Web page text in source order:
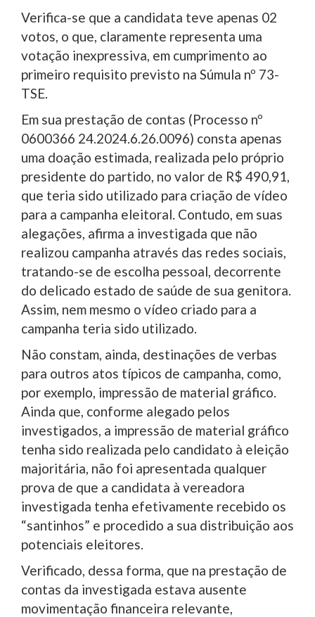
Verifica-se que a candidata teve apenas 02
votos, o que, claramente representa uma
votação inexpressiva, em cumprimento ao
primeiro requisito previsto na Súmula nº 73-
TSE.
Em sua prestação de contas (Processo nº
0600366 24.2024.6.26.0096) consta apenas
uma doação estimada, realizada pelo próprio
presidente do partido, no valor de R$ 490,91,
que teria sido utilizado para criação de vídeo
para a campanha eleitoral. Contudo, em suas
alegações, afirma a investigada que não
realizou campanha através das redes sociais,
tratando-se de escolha pessoal, decorrente
do delicado estado de saúde de sua genitora.
Assim, nem mesmo o vídeo criado para a
campanha teria sido utilizado.
Não constam, ainda, destinações de verbas
para outros atos típicos de campanha, como,
por exemplo, impressão de material gráfico.
Ainda que, conforme alegado pelos
investigados, a impressão de material gráfico
tenha sido realizada pelo candidato à eleição
majoritária, não foi apresentada qualquer
prova de que a candidata à vereadora
investigada tenha efetivamente recebido os
“santinhos” e procedido a sua distribuição aos
potenciais eleitores.
Verificado, dessa forma, que na prestação de
contas da investigada estava ausente
movimentação financeira relevante,